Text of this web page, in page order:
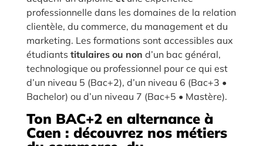
professionnelle dans les domaines de la relation
clientèle, du commerce, du management et du
marketing. Les formations sont accessibles aux
étudiants titulaires ou non d’un bac général,
technologique ou professionnel pour ce qui est
d’un niveau 5 (Bac+2), d’un niveau 6 (Bac+3 •
Bachelor) ou d’un niveau 7 (Bac+5 • Mastère).
Ton BAC+2 en alternance à
Caen : découvrez nos métiers